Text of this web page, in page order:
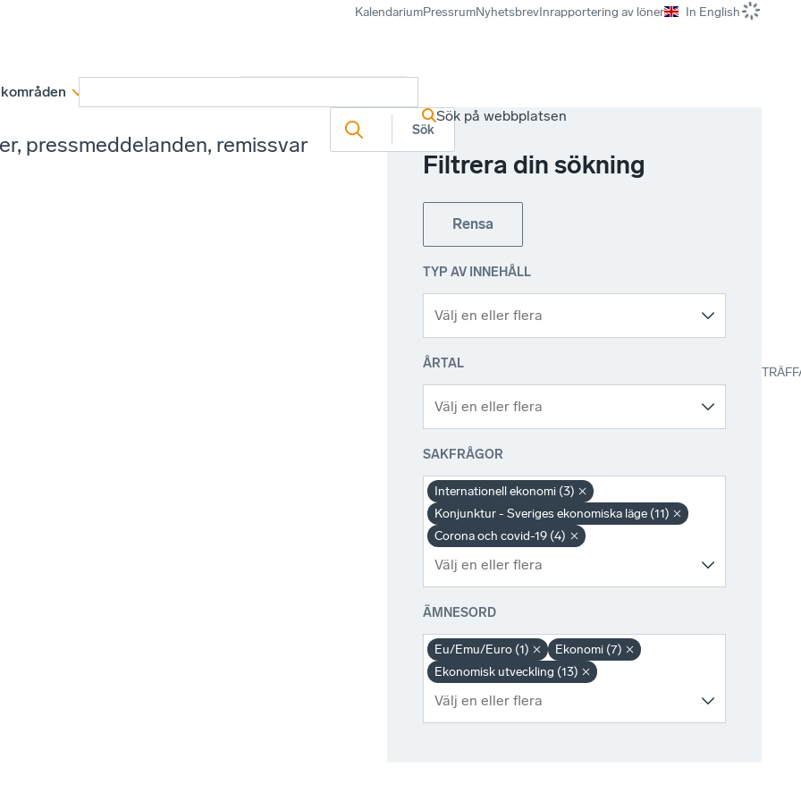
KalendariumPressrumNyhetsbrevInrapportering av löner In English
Sök på webbplatsen
pressmeddelanden, remissvar
Filtrera din sökning
Rensa
TYP AV INNEHÅLL
ÅRTAL
SAKFRÅGOR
Internationell ekonomi (3)
Konjunktur - Sveriges ekonomiska läge (11)
Corona och covid-19 (4)
ÄMNESORD
Eu/Emu/Euro (1)
Ekonomi (7)
Ekonomisk utveckling (13)
Sök